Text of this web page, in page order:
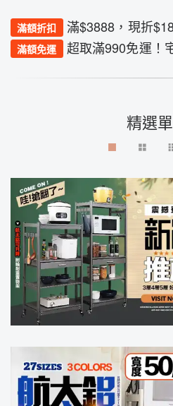
滿額折扣 滿$3888，現折
滿額免運 超取滿990免運！
精選